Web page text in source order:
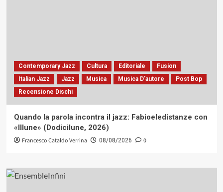
Contemporary Jazz Cultura Editoriale
Fusion
Italian Jazz
Jazz Musica Musica D'autore
Post Bop
Recensione Dischi
Quando la parola incontra il jazz: Fabioeledistanze con
«Illune» (Dodicilune, 2026)
Francesco Cataldo Verrina 08/08/2026 0